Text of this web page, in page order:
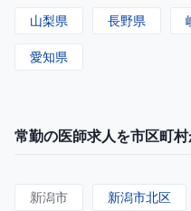
山梨県 長野県
愛知県
常勤の医師求人を市区町
新潟市 新潟市北区